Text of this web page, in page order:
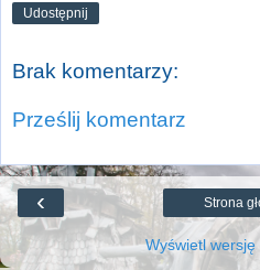
Udostępnij
Brak komentarzy:
Prześlij komentarz
‹ Strona
Wyświetl